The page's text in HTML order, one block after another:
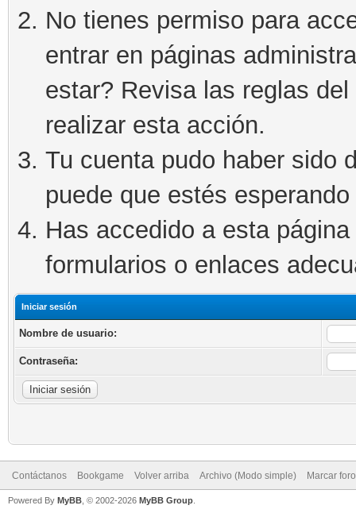
No tienes permiso para
entrar en páginas
estar? Revisa las reglas
realizar esta acción.
Tu cuenta pudo haber sido
puede que estés
Has accedido a esta
formularios o enlaces
Iniciar sesión
Nombre de usuario:
Contraseña:
Contáctanos Bookgame Volver arriba Archivo (Modo simple) Marcar
Powered By MyBB , © 2002-2026 MyBB Group